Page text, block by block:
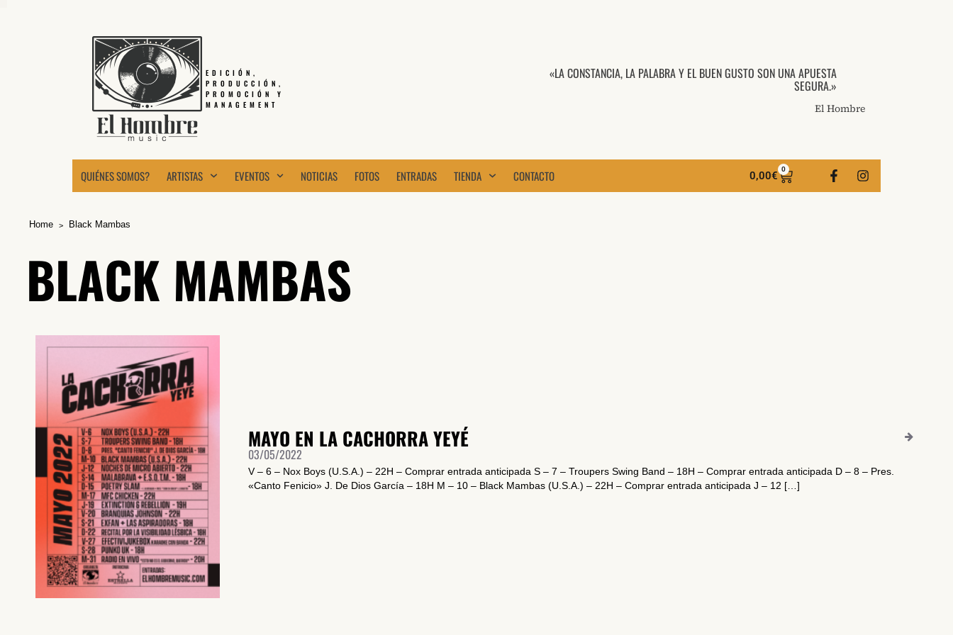
EDICIÓN,
PRODUCCIÓN,
PROMOCIÓN Y
MANAGEMENT
«LA CONSTANCIA, LA PALABRA Y EL BUEN GUSTO SON UNA APUESTA
SEGURA.»
El Hombre
QUIÉNES SOMOS? ARTISTAS EVENTOS NOTICIAS FOTOS ENTRADAS TIENDA CONTACTO 0,00€
0
Home Black Mambas
BLACK MAMBAS
MAYO EN LA CACHORRA YEYÉ
03/05/2022
V – 6 – Nox Boys (U.S.A.) – 22H – Comprar entrada anticipada S – 7 – Troupers Swing Band – 18H – Comprar entrada anticipada D – 8 – Pres.
«Canto Fenicio» J. De Dios García – 18H M – 10 – Black Mambas (U.S.A.) – 22H – Comprar entrada anticipada J – 12 […]
He leído y acepto la Política de Privacidad y la Nota Legal